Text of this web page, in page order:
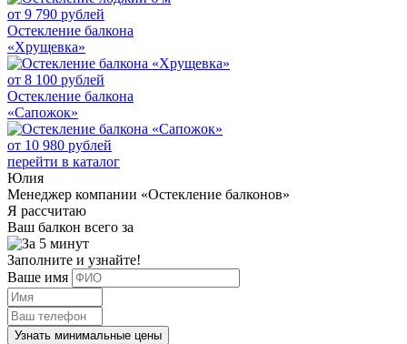
от 9 790 рублей
Остекление балкона
«Хрущевка»
от 8 100 рублей
Остекление балкона
«Сапожок»
от 10 980 рублей
перейти в каталог
Юлия
Менеджер компании «Остекление балконов»
Я рассчитаю
Ваш балкон всего за
Заполните и узнайте!
Ваше имя
Узнать минимальные цены